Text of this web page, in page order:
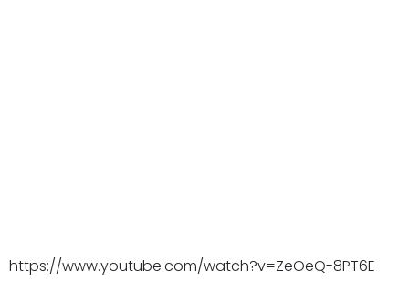
https://www.youtube.com/watch?v=ZeOeQ-8PT6E